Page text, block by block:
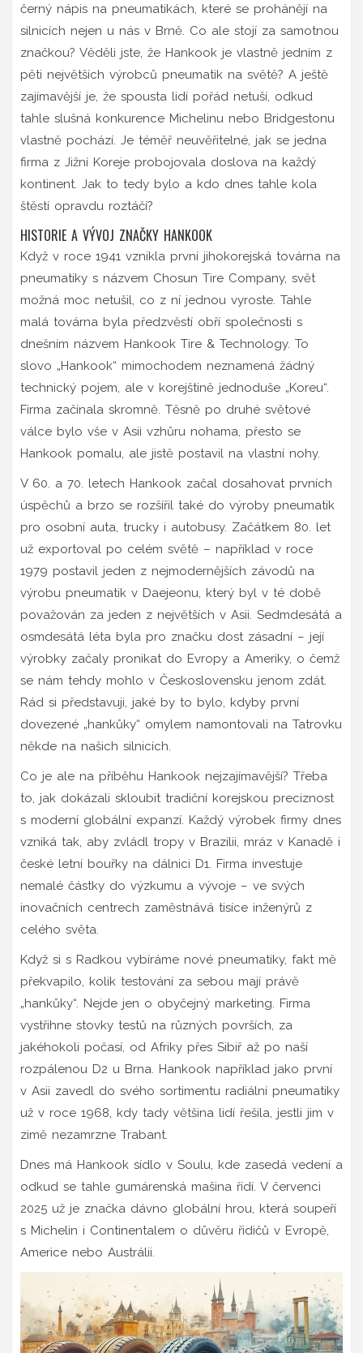
černý nápis na pneumatikách, které se prohánějí na
silnicích nejen u nás v Brně. Co ale stojí za samotnou
značkou? Věděli jste, že Hankook je vlastně jedním z
pěti největších výrobců pneumatik na světě? A ještě
zajímavější je, že spousta lidí pořád netuší, odkud
tahle slušná konkurence Michelinu nebo Bridgestonu
vlastně pochází. Je téměř neuvěřitelné, jak se jedna
firma z Jižní Koreje probojovala doslova na každý
kontinent. Jak to tedy bylo a kdo dnes tahle kola
štěstí opravdu roztáčí?
HISTORIE A VÝVOJ ZNAČKY HANKOOK
Když v roce 1941 vznikla první jihokorejská továrna na
pneumatiky s názvem Chosun Tire Company, svět
možná moc netušil, co z ní jednou vyroste. Tahle
malá továrna byla předzvěstí obří společnosti s
dnešním názvem Hankook Tire & Technology. To
slovo „Hankook“ mimochodem neznamená žádný
technický pojem, ale v korejštině jednoduše „Koreu“.
Firma začínala skromně. Těsně po druhé světové
válce bylo vše v Asii vzhůru nohama, přesto se
Hankook pomalu, ale jistě postavil na vlastní nohy.
V 60. a 70. letech Hankook začal dosahovat prvních
úspěchů a brzo se rozšířil také do výroby pneumatik
pro osobní auta, trucky i autobusy. Začátkem 80. let
už exportoval po celém světě – například v roce
1979 postavil jeden z nejmodernějších závodů na
výrobu pneumatik v Daejeonu, který byl v té době
považován za jeden z největších v Asii. Sedmdesátá a
osmdesátá léta byla pro značku dost zásadní – její
výrobky začaly pronikat do Evropy a Ameriky, o čemž
se nám tehdy mohlo v Československu jenom zdát.
Rád si představuji, jaké by to bylo, kdyby první
dovezené „hankůky“ omylem namontovali na Tatrovku
někde na našich silnicích.
Co je ale na příběhu Hankook nejzajímavější? Třeba
to, jak dokázali skloubit tradiční korejskou preciznost
s moderní globální expanzí. Každý výrobek firmy dnes
vzniká tak, aby zvládl tropy v Brazílii, mráz v Kanadě i
české letní bouřky na dálnici D1. Firma investuje
nemalé částky do výzkumu a vývoje – ve svých
inovačních centrech zaměstnává tisíce inženýrů z
celého světa.
Když si s Radkou vybíráme nové pneumatiky, fakt mě
překvapilo, kolik testování za sebou mají právě
„hankůky“. Nejde jen o obyčejný marketing. Firma
vystřihne stovky testů na různých površích, za
jakéhokoli počasí, od Afriky přes Sibiř až po naší
rozpálenou D2 u Brna. Hankook například jako první
v Asii zavedl do svého sortimentu radiální pneumatiky
už v roce 1968, kdy tady většina lidí řešila, jestli jim v
zimě nezamrzne Trabant.
Dnes má Hankook sídlo v Soulu, kde zasedá vedení a
odkud se tahle gumárenská mašina řídí. V červenci
2025 už je značka dávno globální hrou, která soupeří
s Michelin i Continentalem o důvěru řidičů v Evropě,
Americe nebo Austrálii.